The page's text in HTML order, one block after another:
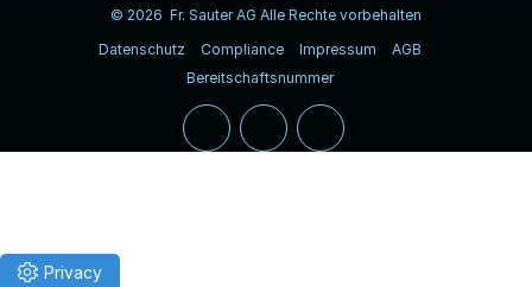
© 2026 Fr. Sauter AG Alle Rechte vorbehalten
Datenschutz
Compliance Impressum
AGB
Bereitschaftsnummer